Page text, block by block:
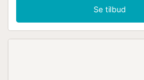
barn). Ytterligere fasiliteter i dette
inkluderer også Wi-Fi, vaskemaskin,
og barnestol kan tilbys på forespørsel.
Se tilbud